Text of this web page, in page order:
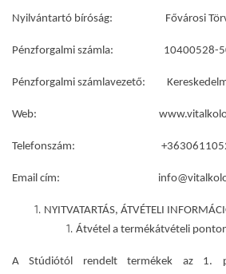
Nyilvántartó bíróság: Fővárosi
Pénzforgalmi számla: 10400528-
Pénzforgalmi számlavezető:
Web:
Telefonszám:
Email cím:
NYITVATARTÁS, ÁTVÉTELI
Átvétel a termékátvételi
A Stúdiótól rendelt termékek az 1.